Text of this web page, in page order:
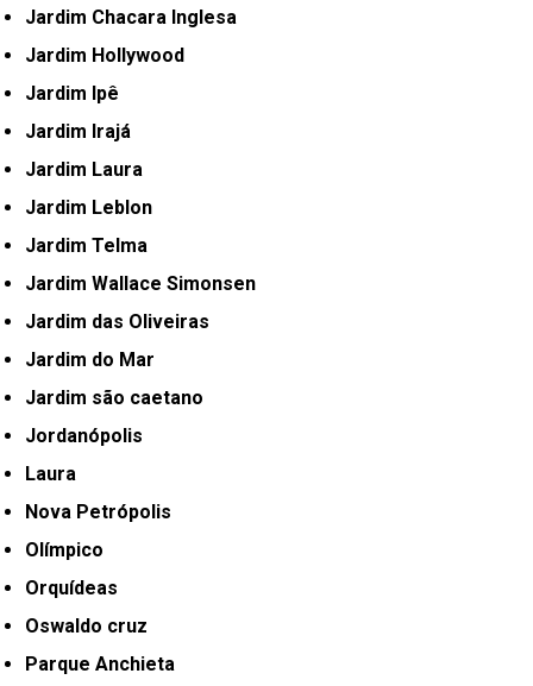
Jardim Chacara Inglesa
Jardim Hollywood
Jardim Ipê
Jardim Irajá
Jardim Laura
Jardim Leblon
Jardim Telma
Jardim Wallace Simonsen
Jardim das Oliveiras
Jardim do Mar
Jardim são caetano
Jordanópolis
Laura
Nova Petrópolis
Olímpico
Orquídeas
Oswaldo cruz
Parque Anchieta